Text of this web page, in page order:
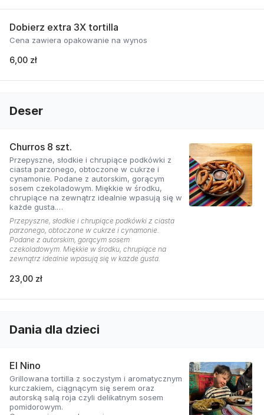
Dobierz extra 3X tortilla
Cena zawiera opakowanie na wynos
6,00 zł
Deser
Churros 8 szt.
Przepyszne, słodkie i chrupiące podkówki z
ciasta parzonego, obtoczone w cukrze i
cynamonie. Podane z autorskim, gorącym
sosem czekoladowym. Miękkie w środku,
chrupiące na zewnątrz idealnie wpasują się w
każde gusta.
Cena zawiera opakowanie na wynos.
Przepyszne, słodkie i chrupiące podkówki z ciasta
parzonego, obtoczone w cukrze i cynamonie.
Podane z autorskim, gorącym sosem
czekoladowym. Miękkie w środku, chrupiące na
zewnątrz idealnie wpasują się w każde gusta.
23,00 zł
Dania dla dzieci
El Nino
Grillowana tortilla z soczystym i aromatycznym
kurczakiem, ciągnącym się serem oraz
autorską salą roja czyli delikatnym sosem
pomidorowym.